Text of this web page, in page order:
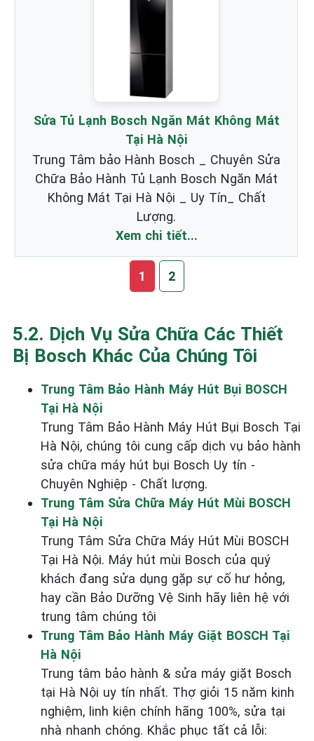
Sửa Tủ Lạnh Bosch Ngăn Mát Không Mát
Tại Hà Nội
Trung Tâm bảo Hành Bosch _ Chuyên Sửa
Chữa Bảo Hành Tủ Lạnh Bosch Ngăn Mát
Không Mát Tại Hà Nội _ Uy Tín_ Chất
Lượng.
Xem chi tiết...
1 2
5.2. Dịch Vụ Sửa Chữa Các Thiết
Bị Bosch Khác Của Chúng Tôi
Trung Tâm Bảo Hành Máy Hút Bụi BOSCH
Tại Hà Nội
Trung Tâm Bảo Hành Máy Hút Bụi Bosch Tại
Hà Nội, chúng tôi cung cấp dịch vụ bảo hành
sửa chữa máy hút bụi Bosch Uy tín -
Chuyên Nghiệp - Chất lượng.
Trung Tâm Sửa Chữa Máy Hút Mùi BOSCH
Tại Hà Nội
Trung Tâm Sửa Chữa Máy Hút Mùi BOSCH
Tại Hà Nội. Máy hút mùi Bosch của quý
khách đang sửa dụng gặp sự cố hư hỏng,
hay cần Bảo Dưỡng Vệ Sinh hãy liên hệ với
trung tâm chúng tôi
Trung Tâm Bảo Hành Máy Giặt BOSCH Tại
Hà Nội
Trung tâm bảo hành & sửa máy giặt Bosch
tại Hà Nội uy tín nhất. Thợ giỏi 15 năm kinh
nghiệm, linh kiện chính hãng 100%, sửa tại
nhà nhanh chóng. Khắc phục tất cả lỗi: